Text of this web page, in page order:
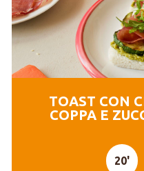
TOAST CON
COPPA E
20'